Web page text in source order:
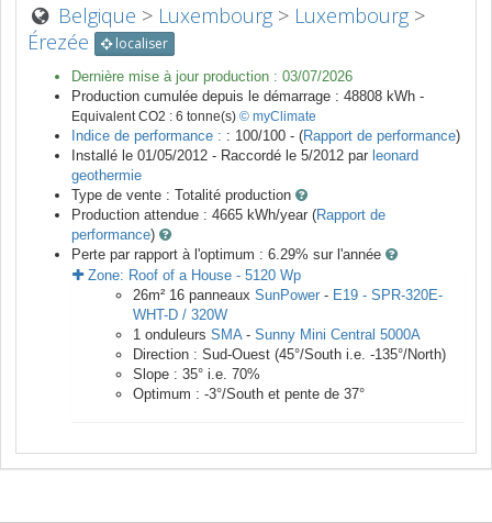
Belgique > Luxembourg > Luxembourg >
Érezée
localiser
Dernière mise à jour production : 03/07/2026
Production cumulée depuis le démarrage : 48808 kWh -
Equivalent CO2 : 6 tonne(s) © myClimate
Indice de performance : : 100/100 - (Rapport de performance)
Installé le 01/05/2012 - Raccordé le 5/2012 par leonard
geothermie
Type de vente : Totalité production
Production attendue : 4665 kWh/year (Rapport de
performance)
Perte par rapport à l'optimum : 6.29% sur l'année
Zone: Roof of a House - 5120 Wp
26m² 16 panneaux SunPower - E19 - SPR-320E-
WHT-D / 320W
1 onduleurs SMA- Sunny Mini Central 5000A
Direction : Sud-Ouest (45°/South i.e. -135°/North)
Slope : 35° i.e. 70%
Optimum : -3°/South et pente de 37°